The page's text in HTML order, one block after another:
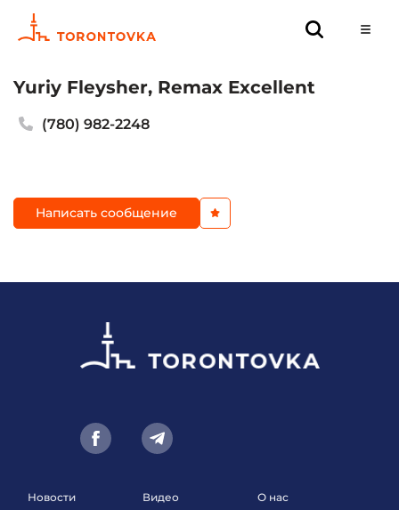
Yuriy Fleysher, Remax Excellent
(780) 982-2248
Написать сообщение
Новости
Видео
О нас